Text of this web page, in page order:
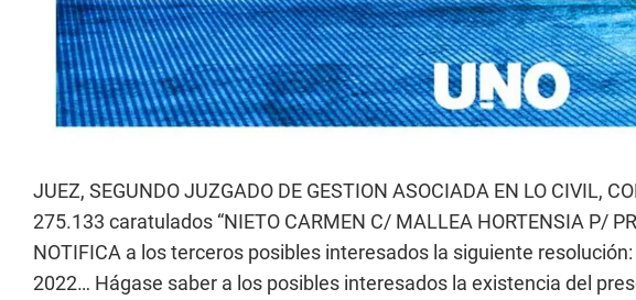
JUEZ, SEGUNDO JUZGADO DE GESTION ASOCIADA EN LO CIVIL,
275.133 caratulados “NIETO CARMEN C/ MALLEA HORTENSIA P/
NOTIFICA a los terceros posibles interesados la siguiente
2022… Hágase saber a los posibles interesados la existencia del